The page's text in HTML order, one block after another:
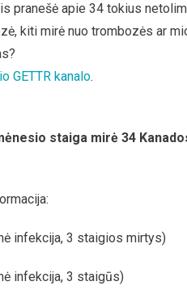
34
Vaikai
Gydytojo
pranešė apie 34 tokius
kiti mirė nuo trombozės ar
GETTR kanalo.
staiga mirė 34
infekcija, 3 staigios mirtys)
infekcija, 3 staigūs)